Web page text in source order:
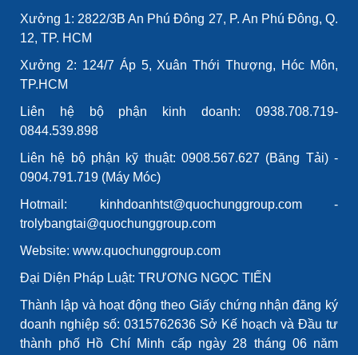
Xưởng 1: 2822/3B An Phú Đông 27, P. An Phú Đông, Q.
12, TP. HCM
Xưởng 2: 124/7 Áp 5, Xuân Thới Thượng, Hóc Môn,
TP.HCM
Liên hệ bộ phận kinh doanh: 0938.708.719-
0844.539.898
Liên hệ bộ phận kỹ thuật: 0908.567.627 (Băng Tải) -
0904.791.719 (Máy Móc)
Hotmail: kinhdoanhtst@quochunggroup.com -
trolybangtai@quochunggroup.com
Website: www.quochunggroup.com
Đại Diện Pháp Luật: TRƯƠNG NGỌC TIẾN
Thành lập và hoạt động theo Giấy chứng nhận đăng ký
doanh nghiệp số: 0315762636 Sở Kế hoạch và Đầu tư
thành phố Hồ Chí Minh cấp ngày 28 tháng 06 năm